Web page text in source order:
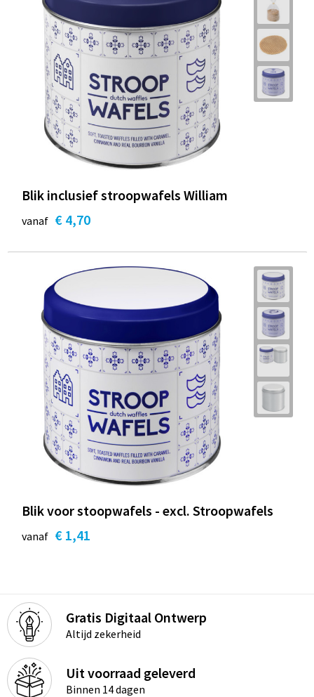
Blik inclusief stroopwafels William
vanaf € 4,70
Blik voor stoopwafels - excl. Stroopwafels
vanaf € 1,41
Gratis Digitaal Ontwerp
Altijd zekerheid
Uit voorraad geleverd
Binnen 14 dagen